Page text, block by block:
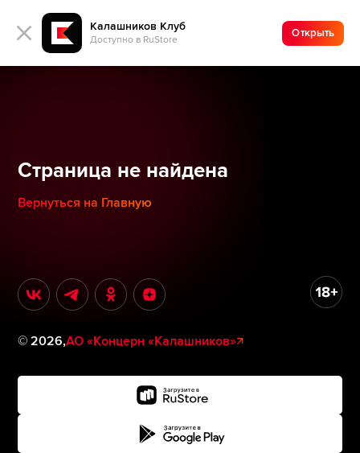
Калашников Клуб
Доступно в RuStore
Открыть
Страница не найдена
Вернуться на Главную
©2026,АО «Концерн «Калашников»